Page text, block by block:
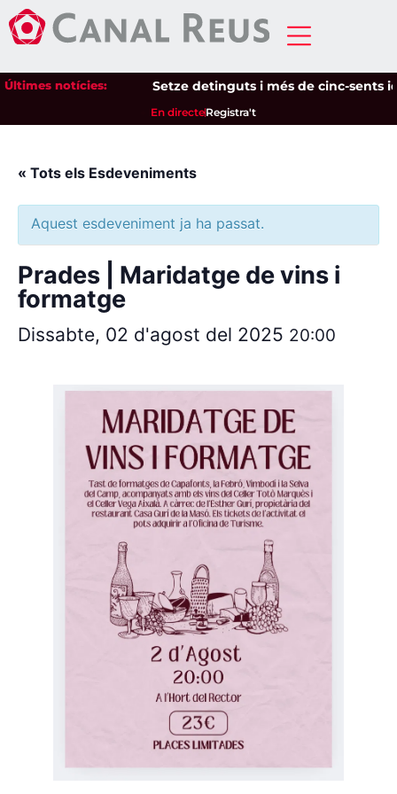
Últimes notícies: Setze detinguts i més de cinc-sents
En directeRegistra't
« Tots els Esdeveniments
Aquest esdeveniment ja ha passat.
Prades | Maridatge de vins i
formatge
Dissabte, 02 d'agost del 2025 20:00